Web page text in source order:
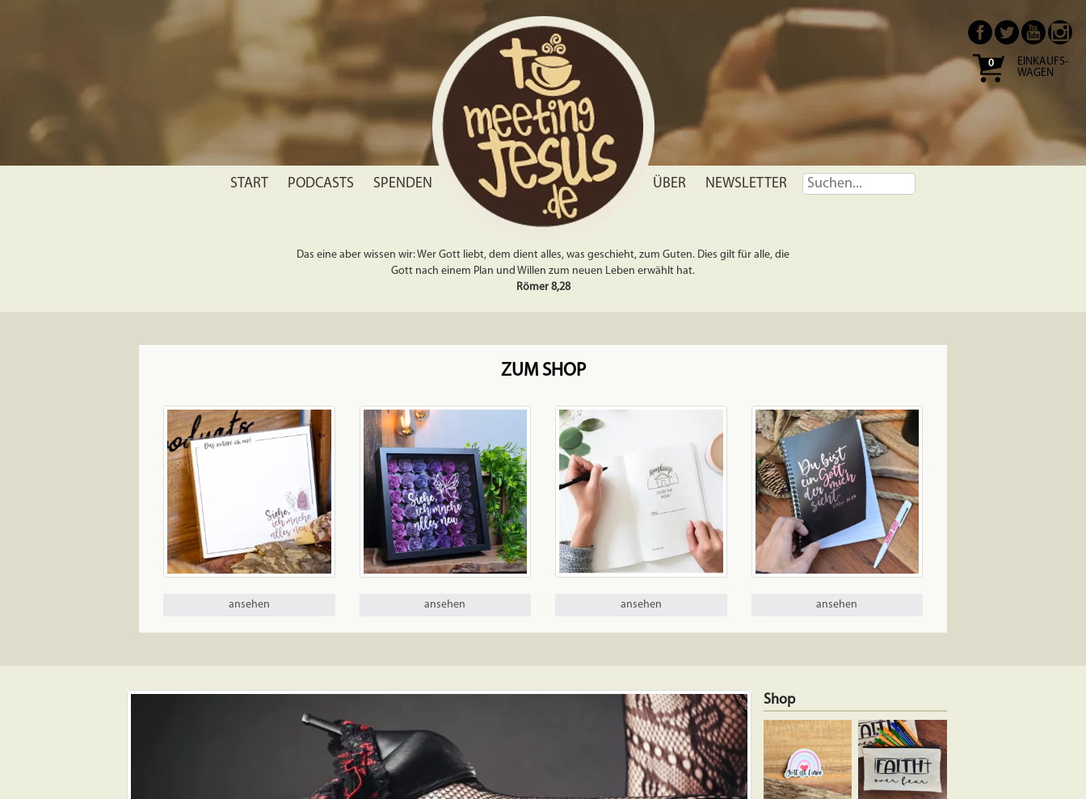
0
EINKAUFS-
WAGEN
START PODCASTS SPENDEN ÜBER NEWSLETTER
Das eine aber wissen wir: Wer Gott liebt, dem dient alles, was geschieht, zum Guten. Dies gilt für alle, die
Gott nach einem Plan und Willen zum neuen Leben erwählt hat.
Römer 8,28
ZUM SHOP
ansehen ansehen ansehen ansehen
Shop